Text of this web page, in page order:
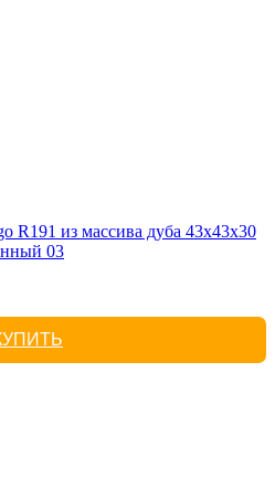
R191 из массива дуба 43х43х30
03